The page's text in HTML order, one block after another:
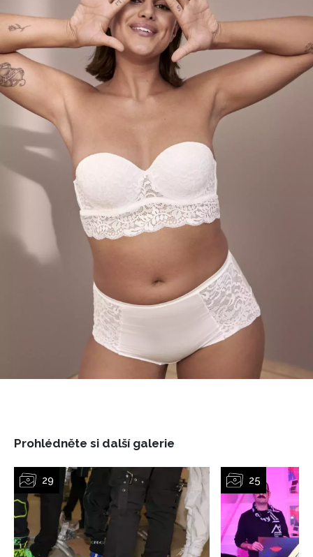
Přihlášením k newsletteru souhlasíte sObchodními
podmínkami společnosti BurdaMedia Extra s.r.o.
potvrzujete, že jste se seznámili seZásadami
ochrany soukromí - BurdaMedia Extra s.r.o. bude s
Vašimi údaji pracovat zejména k organizaci a
vyhodnocení akce a zasílání novinek.
Chcete navíc dostávat i další zajímavé a exkluzivní
informace od našich partnerů? Pokud souhlasíte se
zpracováním údajů k tomuto účelu podle
soukromí BurdaMedia Extra s.r.o.
, zaškrtněte toto pole.
Prohlédněte si další galerie